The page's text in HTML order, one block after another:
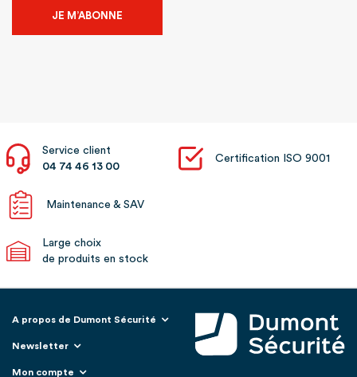
JE M’ABONNE
Service client
04 74 46 13 00
Certification ISO 9001
Maintenance & SAV
Large choix
de produits en stock
A propos de Dumont Sécurité
Newsletter
Mon compte